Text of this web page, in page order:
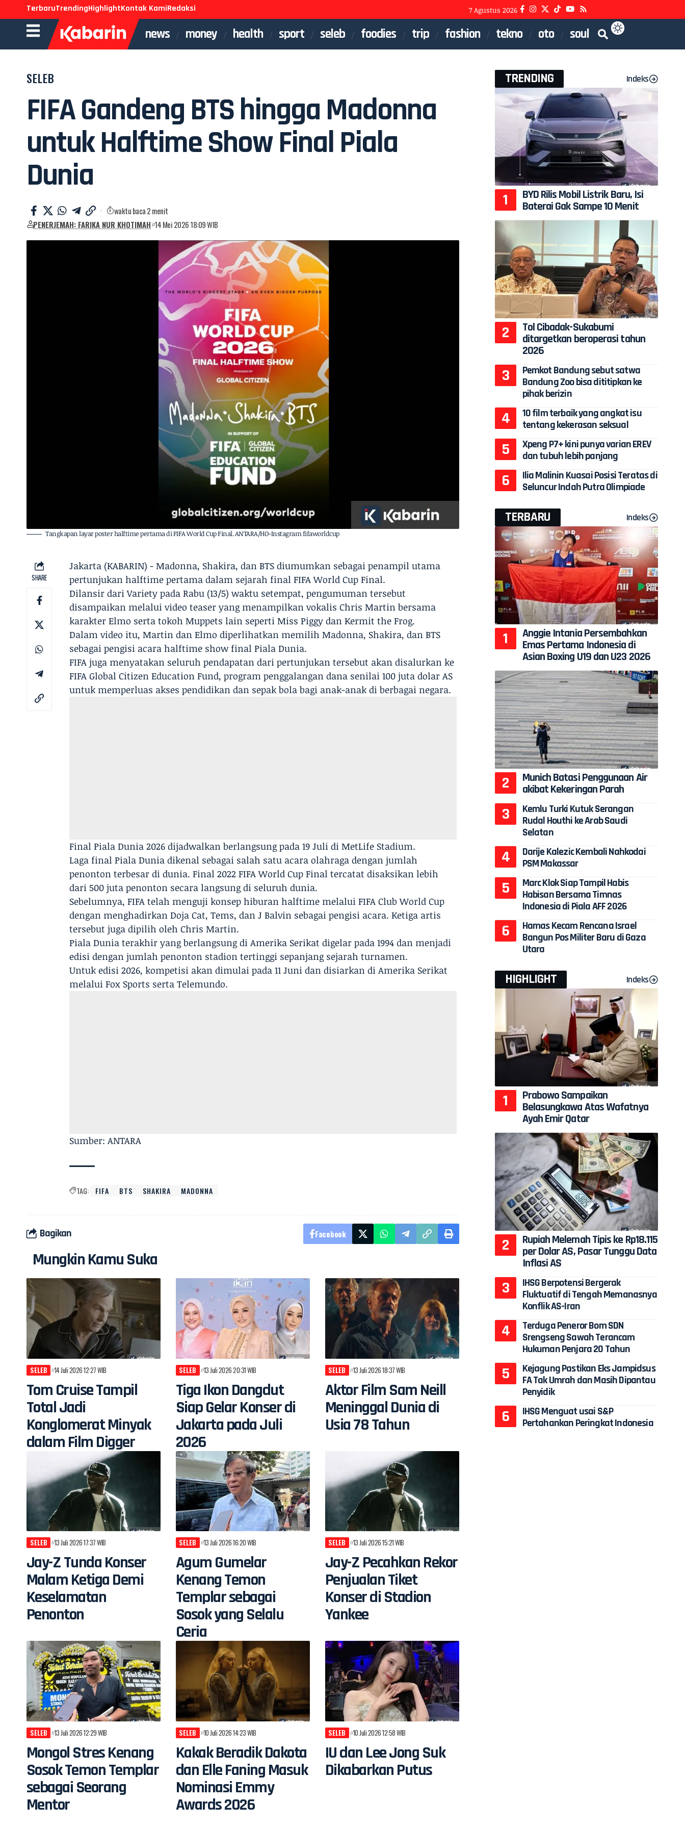
TerbaruTrendingHighlightKontak KamiRedaksi 7 Agustus 2026
news money health sport seleb foodies trip fashion tekno oto soul
SELEB
FIFA Gandeng BTS hingga Madonna
untuk Halftime Show Final Piala
Dunia
PENERJEMAH: FARIKA NUR KHOTIMAH 14 Mei 2026 18:09 WIB
waktu baca 2 menit
Tangkapan layar poster halftime pertama di FIFA World Cup Final. ANTARA/HO-Instagram fifaworldcup
SHARE
Jakarta (KABARIN) - Madonna, Shakira, dan BTS diumumkan sebagai penampil utama
pertunjukan halftime pertama dalam sejarah final FIFA World Cup Final.
Dilansir dari Variety pada Rabu (13/5) waktu setempat, pengumuman tersebut
disampaikan melalui video teaser yang menampilkan vokalis Chris Martin bersama
karakter Elmo serta tokoh Muppets lain seperti Miss Piggy dan Kermit the Frog.
Dalam video itu, Martin dan Elmo diperlihatkan memilih Madonna, Shakira, dan BTS
sebagai pengisi acara halftime show final Piala Dunia.
FIFA juga menyatakan seluruh pendapatan dari pertunjukan tersebut akan disalurkan ke
FIFA Global Citizen Education Fund, program penggalangan dana senilai 100 juta dolar AS
untuk memperluas akses pendidikan dan sepak bola bagi anak-anak di berbagai negara.
Final Piala Dunia 2026 dijadwalkan berlangsung pada 19 Juli di MetLife Stadium.
Laga final Piala Dunia dikenal sebagai salah satu acara olahraga dengan jumlah
penonton terbesar di dunia. Final 2022 FIFA World Cup Final tercatat disaksikan lebih
dari 500 juta penonton secara langsung di seluruh dunia.
Sebelumnya, FIFA telah menguji konsep hiburan halftime melalui FIFA Club World Cup
dengan menghadirkan Doja Cat, Tems, dan J Balvin sebagai pengisi acara. Ketiga artis
tersebut juga dipilih oleh Chris Martin.
Piala Dunia terakhir yang berlangsung di Amerika Serikat digelar pada 1994 dan menjadi
edisi dengan jumlah penonton stadion tertinggi sepanjang sejarah turnamen.
Untuk edisi 2026, kompetisi akan dimulai pada 11 Juni dan disiarkan di Amerika Serikat
melalui Fox Sports serta Telemundo.
Sumber: ANTARA
TAG: FIFA BTS SHAKIRA MADONNA
Bagikan Facebook
Mungkin Kamu Suka
SELEB 14 Juli 2026 12:27 WIB
Tom Cruise Tampil
Total Jadi
Konglomerat Minyak
dalam Film Digger
SELEB 13 Juli 2026 20:31 WIB
Tiga Ikon Dangdut
Siap Gelar Konser di
Jakarta pada Juli
2026
SELEB 13 Juli 2026 18:37 WIB
Aktor Film Sam Neill
Meninggal Dunia di
Usia 78 Tahun
SELEB 13 Juli 2026 17:37 WIB
Jay-Z Tunda Konser
Malam Ketiga Demi
Keselamatan
Penonton
SELEB 13 Juli 2026 16:20 WIB
Agum Gumelar
Kenang Temon
Templar sebagai
Sosok yang Selalu
Ceria
SELEB 13 Juli 2026 15:21 WIB
Jay-Z Pecahkan Rekor
Penjualan Tiket
Konser di Stadion
Yankee
SELEB 13 Juli 2026 12:29 WIB
Mongol Stres Kenang
Sosok Temon Templar
sebagai Seorang
Mentor
SELEB 10 Juli 2026 14:23 WIB
Kakak Beradik Dakota
dan Elle Faning Masuk
Nominasi Emmy
Awards 2026
SELEB 10 Juli 2026 12:58 WIB
IU dan Lee Jong Suk
Dikabarkan Putus
TRENDING Indeks
BYD Rilis Mobil Listrik Baru, Isi
Baterai Gak Sampe 10 Menit
Tol Cibadak-Sukabumi
ditargetkan beroperasi tahun
2026
Pemkot Bandung sebut satwa
Bandung Zoo bisa dititipkan ke
pihak berizin
10 film terbaik yang angkat isu
tentang kekerasan seksual
Xpeng P7+ kini punya varian EREV
dan tubuh lebih panjang
Ilia Malinin Kuasai Posisi Teratas di
Seluncur Indah Putra Olimpiade
TERBARU Indeks
Anggie Intania Persembahkan
Emas Pertama Indonesia di
Asian Boxing U19 dan U23 2026
Munich Batasi Penggunaan Air
akibat Kekeringan Parah
Kemlu Turki Kutuk Serangan
Rudal Houthi ke Arab Saudi
Selatan
Darije Kalezic Kembali Nahkodai
PSM Makassar
Marc Klok Siap Tampil Habis
Habisan Bersama Timnas
Indonesia di Piala AFF 2026
Hamas Kecam Rencana Israel
Bangun Pos Militer Baru di Gaza
Utara
HIGHLIGHT Indeks
Prabowo Sampaikan
Belasungkawa Atas Wafatnya
Ayah Emir Qatar
Rupiah Melemah Tipis ke Rp18.115
per Dolar AS, Pasar Tunggu Data
Inflasi AS
IHSG Berpotensi Bergerak
Fluktuatif di Tengah Memanasnya
Konflik AS-Iran
Terduga Peneror Bom SDN
Srengseng Sawah Terancam
Hukuman Penjara 20 Tahun
Kejagung Pastikan Eks Jampidsus
FA Tak Umrah dan Masih Dipantau
Penyidik
IHSG Menguat usai S&P
Pertahankan Peringkat Indonesia